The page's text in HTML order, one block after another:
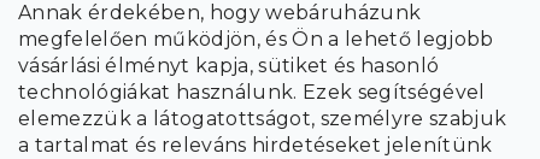
Annak érdekében, hogy webáruházunk
megfelelően működjön, és Ön a lehető legjobb
vásárlási élményt kapja, sütiket és hasonló
technológiákat használunk. Ezek segítségével
elemezzük a látogatottságot, személyre szabjuk
a tartalmat és releváns hirdetéseket jelenítünk
A hírlevelekre való feliratkozással egyetérteka személyes
adatok feldolgozásával.
FELIRATKOZÁS